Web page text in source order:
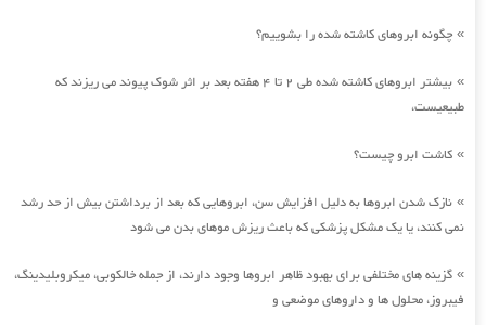
» چگونه ابروهای کاشته شده را بشوییم؟
»
بیشتر ابروهای کاشته شده طی 2 تا 4 هفته بعد بر اثر شوک پیوند می ریزند که
طبیعیست،
» کاشت ابرو چیست؟
» نازک شدن ابروها به دلیل افزایش سن، ابروهایی که بعد از برداشتن بیش از حد رشد
نمی کنند، یا یک مشکل پزشکی که باعث ریزش موهای بدن می شود
» گزینه های مختلفی برای بهبود ظاهر ابروها وجود دارند، از جمله خالکوبی، میکروبلیدینگ،
فیبروز، محلول ها و داروهای موضعی و